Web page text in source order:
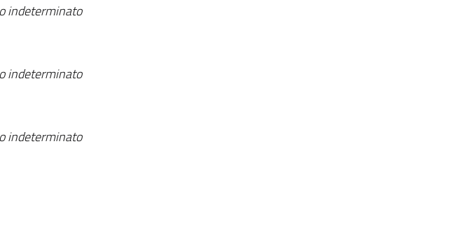
indeterminato
indeterminato
indeterminato